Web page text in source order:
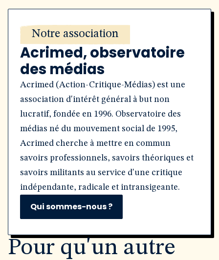
Notre association
Acrimed, observatoire
des médias
Acrimed (Action-Critique-Médias) est une
association d'intérêt général à but non
lucratif, fondée en 1996. Observatoire des
médias né du mouvement social de 1995,
Acrimed cherche à mettre en commun
savoirs professionnels, savoirs théoriques et
savoirs militants au service d'une critique
indépendante, radicale et intransigeante.
Qui sommes-nous ?
Pour qu'un autre